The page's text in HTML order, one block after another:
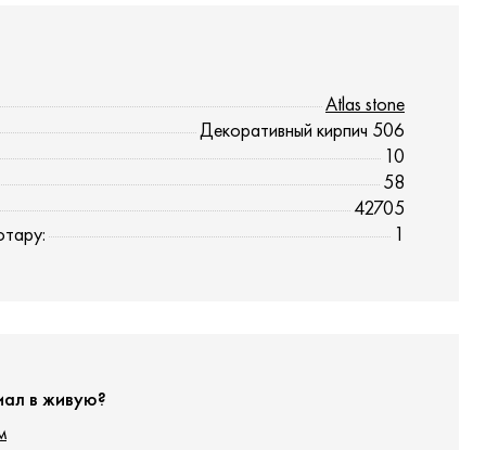
Atlas stone
Декоративный кирпич 506
10
58
42705
1
в живую?